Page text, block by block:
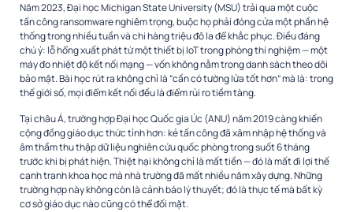
Năm 2023, Đại học Michigan State University (MSU) trải qua một cuộc
tấn công ransomware nghiêm trọng, buộc họ phải đóng cửa một phần hệ
thống trong nhiều tuần và chi hàng triệu đô la để khắc phục. Điều đáng
chú ý: lỗ hổng xuất phát từ một thiết bị IoT trong phòng thí nghiệm — một
máy đo nhiệt độ kết nối mạng — vốn không nằm trong danh sách theo dõi
bảo mật. Bài học rút ra không chỉ là “cần có tường lửa tốt hơn” mà là: trong
thế giới số, mọi điểm kết nối đều là điểm rủi ro tiềm tàng.
Tại châu Á, trường hợp Đại học Quốc gia Úc (ANU) năm 2019 càng khiến
cộng đồng giáo dục thức tỉnh hơn: kẻ tấn công đã xâm nhập hệ thống và
âm thầm thu thập dữ liệu nghiên cứu quốc phòng trong suốt 6 tháng
trước khi bị phát hiện. Thiệt hại không chỉ là mất tiền — đó là mất đi lợi thế
cạnh tranh khoa học mà nhà trường đã mất nhiều năm xây dựng. Những
trường hợp này không còn là cảnh báo lý thuyết; đó là thực tế mà bất kỳ
cơ sở giáo dục nào cũng có thể đối mặt.